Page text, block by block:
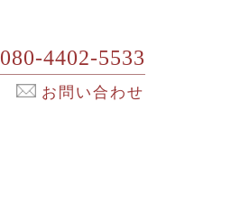
080-4402-5533
お問い合わせ